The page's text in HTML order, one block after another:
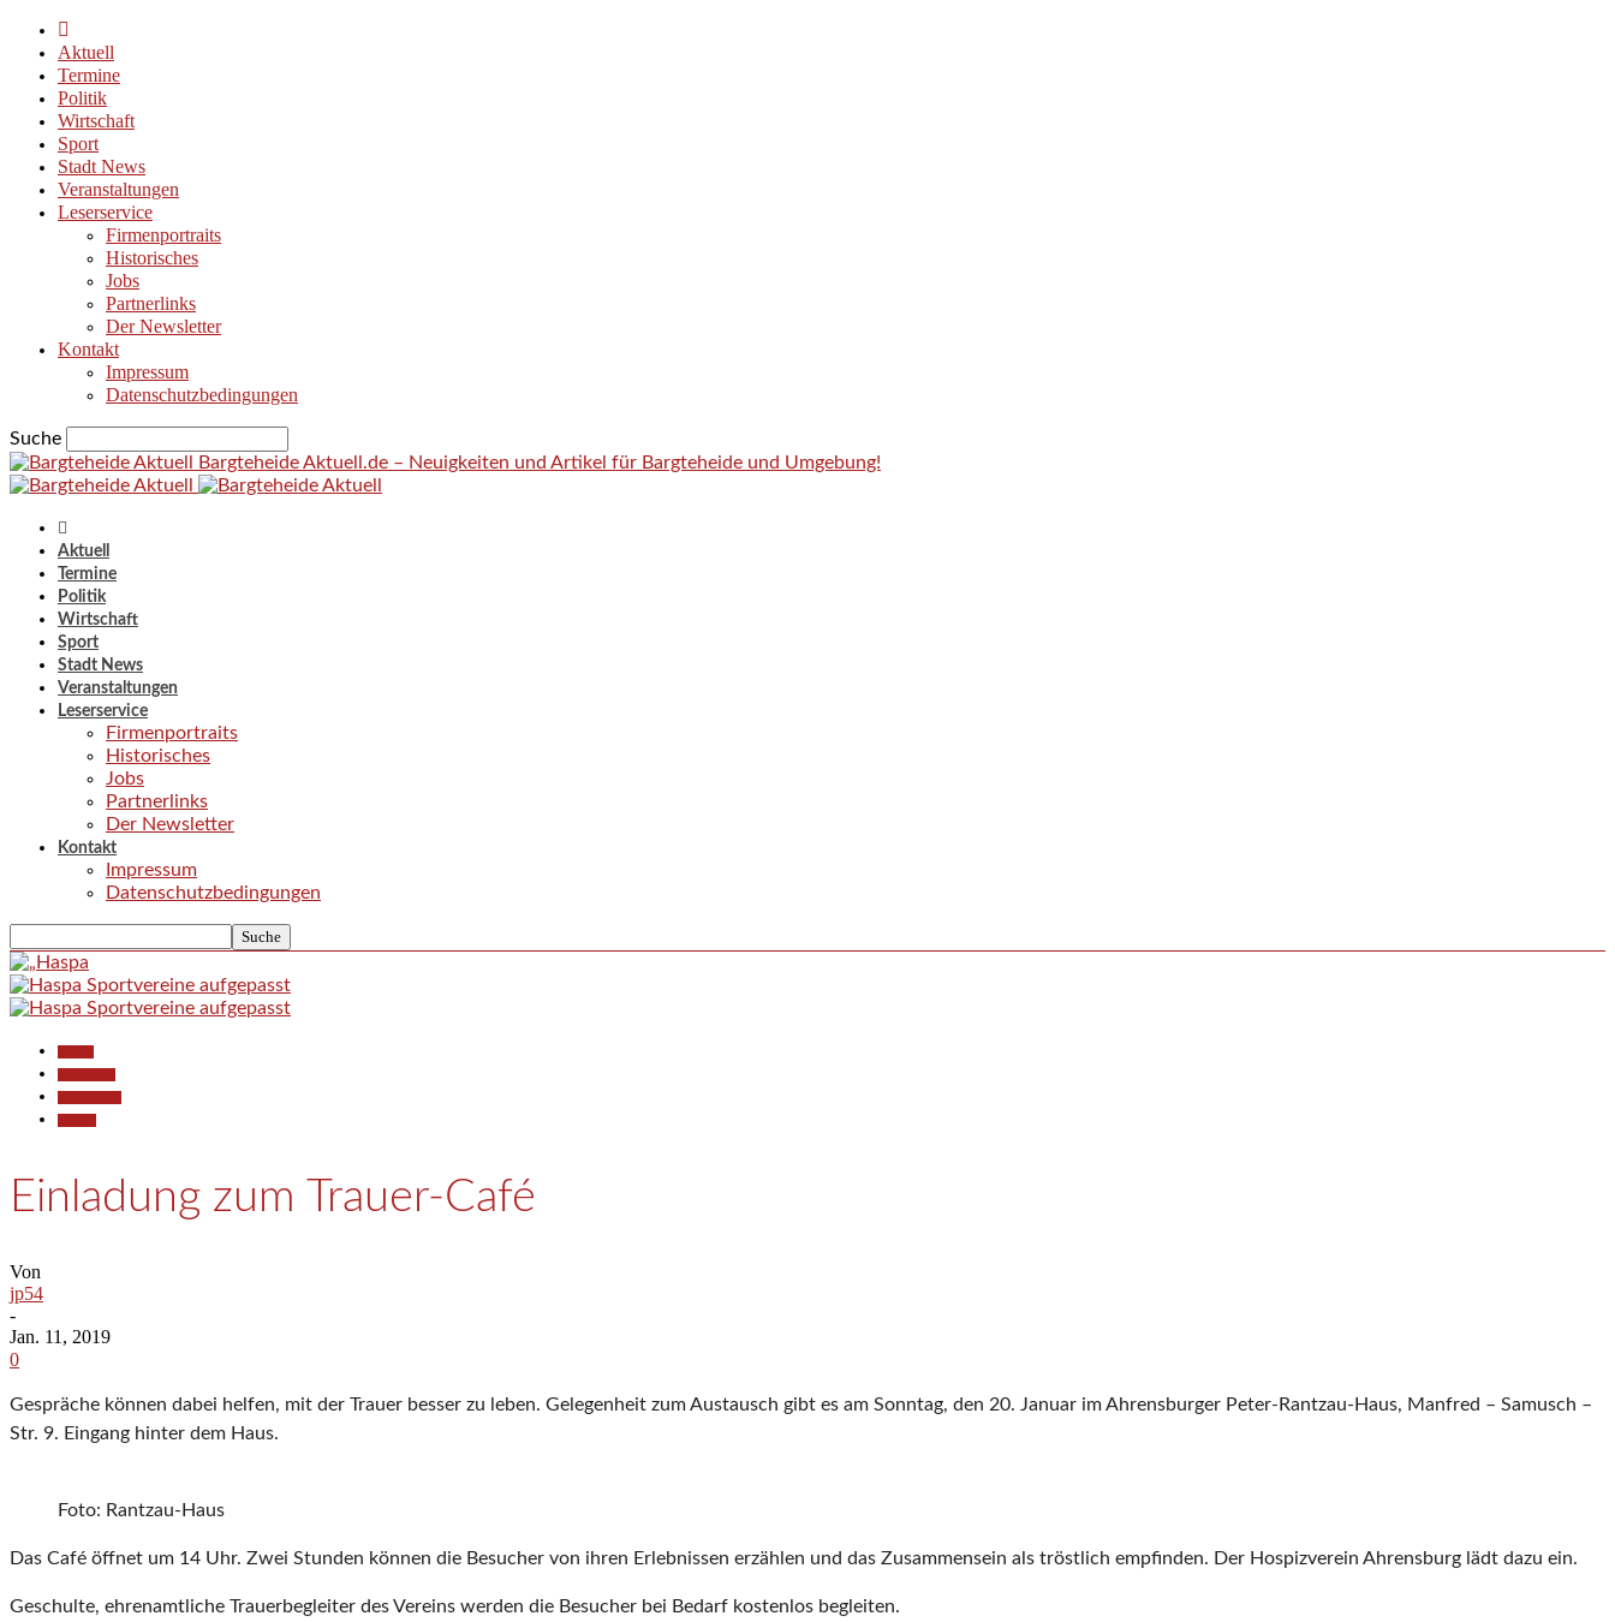
Aktuell
Termine
Politik
Wirtschaft
Sport
Stadt News
Veranstaltungen
Leserservice
Firmenportraits
Historisches
Jobs
Partnerlinks
Der Newsletter
Kontakt
Impressum
Datenschutzbedingungen
Suche
Bargteheide Aktuell.de – Neuigkeiten und Artikel für Bargteheide und Umgebung!
Aktuell
Termine
Politik
Wirtschaft
Sport
Stadt News
Veranstaltungen
Leserservice
Firmenportraits
Historisches
Jobs
Partnerlinks
Der Newsletter
Kontakt
Impressum
Datenschutzbedingungen
Einladung zum Trauer-Café
Von
jp54
-
Jan. 11, 2019
0
Gespräche können dabei helfen, mit der Trauer besser zu leben. Gelegenheit zum Austausch gibt es am Sonntag, den 20. Januar im Ahrensburger Peter-Rantzau-Haus, Manfred – Samusch –
Str. 9. Eingang hinter dem Haus.
Foto: Rantzau-Haus
Das Café öffnet um 14 Uhr. Zwei Stunden können die Besucher von ihren Erlebnissen erzählen und das Zusammensein als tröstlich empfinden. Der Hospizverein Ahrensburg lädt dazu ein.
Geschulte, ehrenamtliche Trauerbegleiter des Vereins werden die Besucher bei Bedarf kostenlos begleiten.